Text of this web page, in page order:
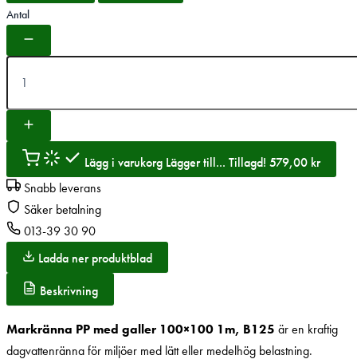
Antal
Lägg i varukorg Lägger till... Tillagd! 579,00 kr
Snabb leverans
Säker betalning
013-39 30 90
Ladda ner produktblad
Beskrivning
Markränna PP med galler 100×100 1m, B125 är en kraftig
dagvattenränna för miljöer med lätt eller medelhög belastning.